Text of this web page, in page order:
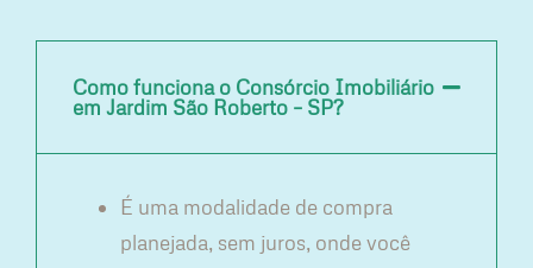
Como funciona o Consórcio Imobiliário
em Jardim São Roberto – SP?
É uma modalidade de compra
planejada, sem juros, onde você